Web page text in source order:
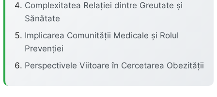
Complexitatea Relației dintre Greutate și
Sănătate
Implicarea Comunității Medicale și Rolul
Prevenției
Perspectivele Viitoare în Cercetarea Obezității